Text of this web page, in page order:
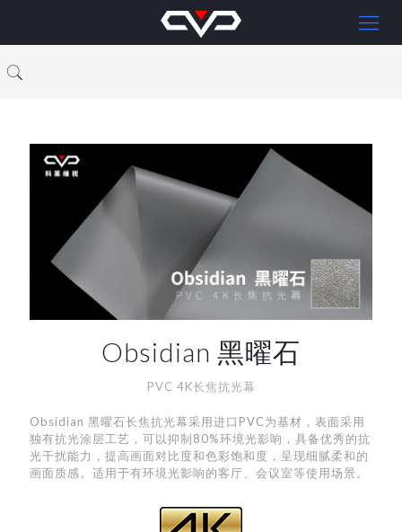
Obsidian 黑曜石
PVC 4K长焦抗光幕
Obsidian 黑曜石长焦抗光幕采用进口PVC为基材，表面采用
独有抗光涂层工艺，可以抑制80%环境光影响，具备优秀的抗
光干扰能力，提高画面对比度和色彩饱和度，呈现细腻柔和的
画面质感。适用于有环境光影响的客厅、会议室等使用场景。